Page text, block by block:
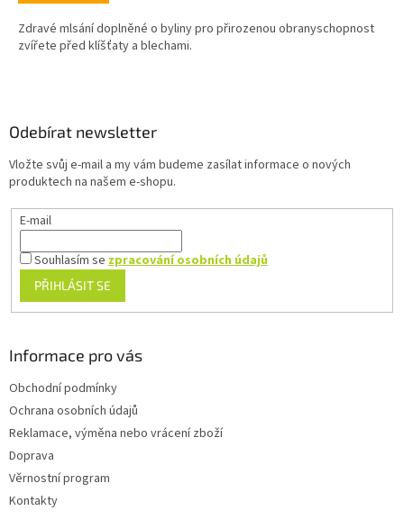
Zdravé mlsání doplněné o byliny pro přirozenou obranyschopnost
zvířete před klíšťaty a blechami.
Odebírat newsletter
Vložte svůj e-mail a my vám budeme zasílat informace o nových
produktech na našem e-shopu.
E-mail
Souhlasím sezpracování osobních údajů
PŘIHLÁSIT SE
Informace pro vás
Obchodní podmínky
Ochrana osobních údajů
Reklamace, výměna nebo vrácení zboží
Doprava
Věrnostní program
Kontakty